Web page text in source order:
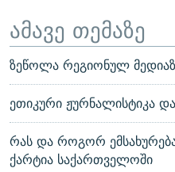
ამავე თემაზე
ზეწოლა რეგიონულ
ეთიკური ჟურნალისტიკა
რას და როგორ
ქარტია საქართველოში